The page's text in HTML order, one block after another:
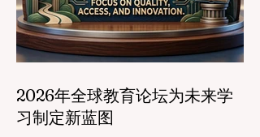
2026年全球教育论坛为未来学
习制定新蓝图